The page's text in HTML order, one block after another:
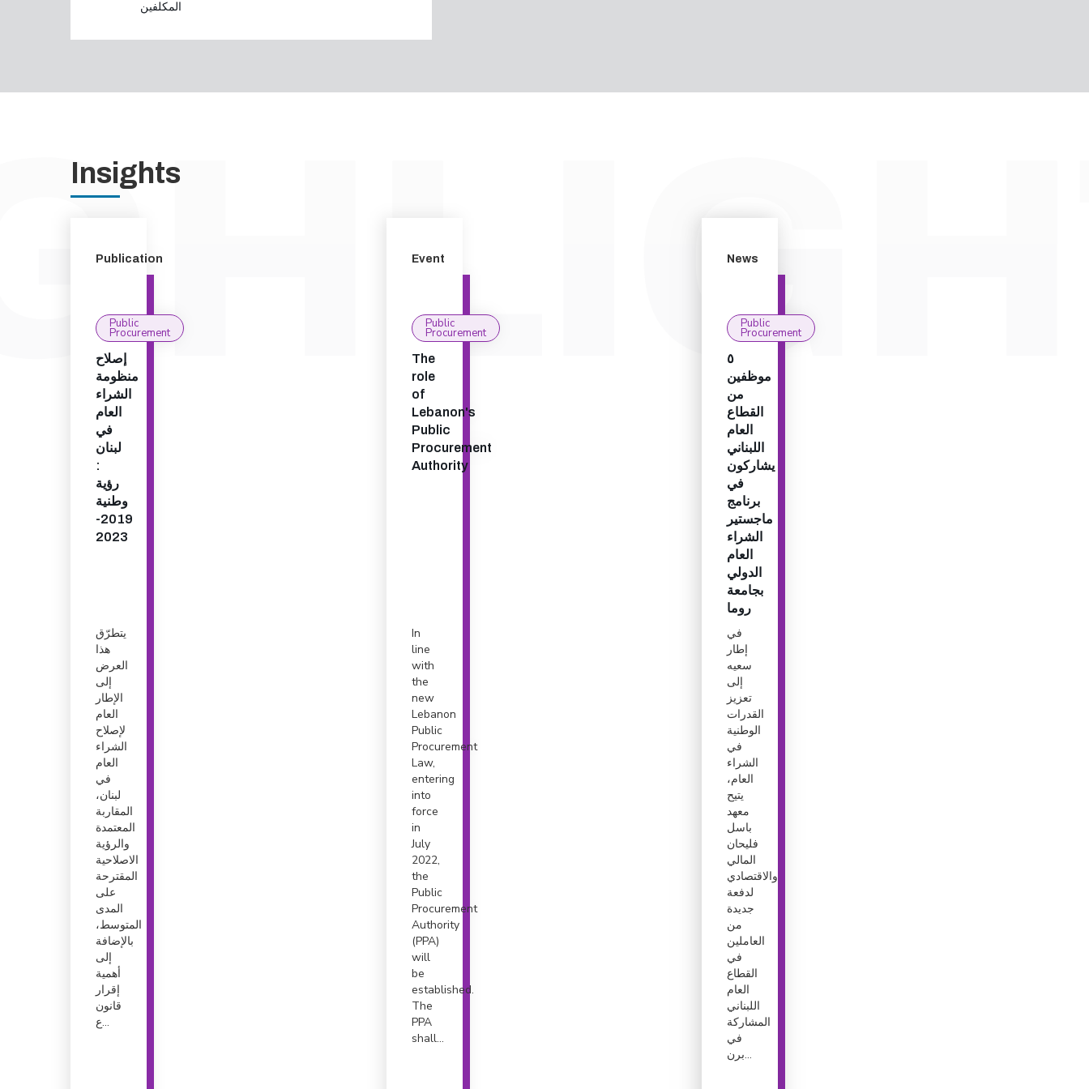
المكلفين
Insights
Publication
Public
Procurement
إصلاح
منظومة
الشراء
العام
في
لبنان
:
رؤية
وطنية
2019-
2023
يتطرّق
هذا
العرض
إلى
الإطار
العام
لإصلاح
الشراء
العام
في
لبنان،
المقاربة
المعتمدة
والرؤية
الاصلاحية
المقترحة
على
المدى
المتوسط،
بالإضافة
إلى
أهمية
إقرار
قانون
ع...
Event
Public
Procurement
The
role
of
Lebanon's
Public
Procurement
Authority
In
line
with
the
new
Lebanon
Public
Procurement
Law,
entering
into
force
in
July
2022,
the
Public
Procurement
Authority
(PPA)
will
be
established.
The
PPA
shall...
News
Public
Procurement
٥
موظفين
من
القطاع
العام
اللبناني
يشاركون
في
برنامج
ماجستير
الشراء
العام
الدولي
بجامعة
روما
في
إطار
سعيه
إلى
تعزيز
القدرات
الوطنية
في
الشراء
العام،
يتيح
معهد
باسل
فليحان
المالي
والاقتصادي
لدفعة
جديدة
من
العاملين
في
القطاع
العام
اللبناني
المشاركة
في
برن...